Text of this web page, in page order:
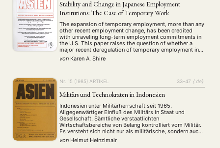
Aktuelles von unseren Mitgliedern Art ASIEN (Zeitschrift)
Auszeichnung (12) Bericht (128) Bildung (22) Calls for… (1287)
Cinema (4) DGA (92) Diskussion (74) Fellowship (111) Forschung (234)
Geografie (2) Geschichte (93) Gesellschaft (283) Globalisation (7)
Hybrid Kultur Kunst Lecture Literatur
Migration
Präsentation (13) Programm (5) Recht (20)
Religion (75) Sozialwissenschaften Sprache Sprachkurse
Stellenausschreibung Stipendium Studium
Summer School (10) Symposium (32) Tagung (500) Tourismus
Umwelt Veranstaltung (788) Webinar (28) Wirtschaft
Workshop (126)
Stability and Change in Japanese Employment
Institutions: The Case of Temporary Work
The expansion of temporary employment, more than any
other recent employment change, has been credited
with unraveling long-term employment commitments in
the U.S. This paper raises the question of whether a
major recent deregulation of temporary employment in
Japan can be expected to have similar effects. Within
neo-institutionalist research, debates about the effects
von Karen A. Shire
Nr. 15 (1985) ARTIKEL 33–47 {:de}
Militärs und Technokraten in Indonesien
Indonesien unter Militärherrschaft seit 1965.
Allgegenwärtiger Einfluß des Militärs in Staat und
Gesellschaft. Sämtliche verstaatlichten
Wirtschaftsbereiche von Belang kontrolliert vom Militär.
Es versteht sich nicht nur als militärische, sondern auch
als sozialpolitische Kraft. Rivalitäten zwischen den
Armee-Divisionen. Das Führungspersonal Indonesiens,
von Helmut Heinzlmair